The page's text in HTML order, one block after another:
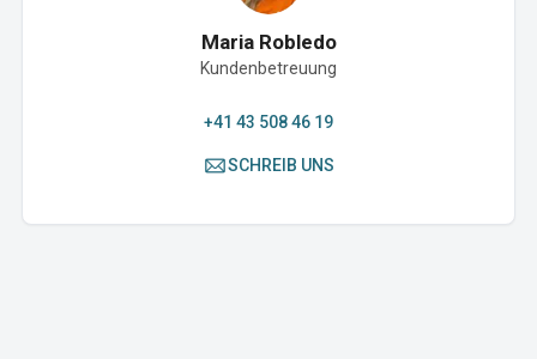
Maria Robledo
Kundenbetreuung
+41 43 508 46 19
SCHREIB UNS